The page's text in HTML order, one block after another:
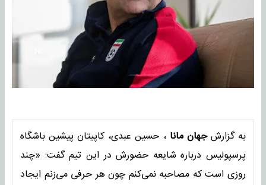
به گزارشجهان مانا، حسین عبدی، کاپیتان پیشین باشگاه
پرسپولیس درباره شایعه حضورش در این تیم گفت: «چند
روزی است که مصاحبه نمی‌کنم چون هر حرفی می‌زنم ایجاد